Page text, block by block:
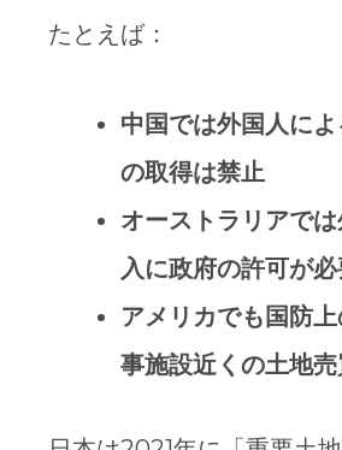
たとえば：
中国では外国人に
の取得は禁止
オーストラリアで
入に政府の許可が
アメリカでも国防
事施設近くの土地